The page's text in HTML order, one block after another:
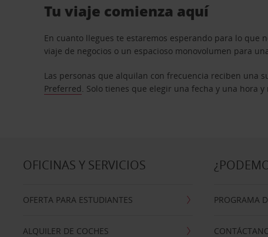
Tu viaje comienza aquí
En cuanto llegues te estaremos esperando para lo que
viaje de negocios o un espacioso monovolumen para
Las personas que alquilan con frecuencia reciben
Preferred. Solo tienes que elegir una fecha y una hora
OFICINAS Y SERVICIOS
OFERTA PARA ESTUDIANTES
ALQUILER DE COCHES
PROGRAMA